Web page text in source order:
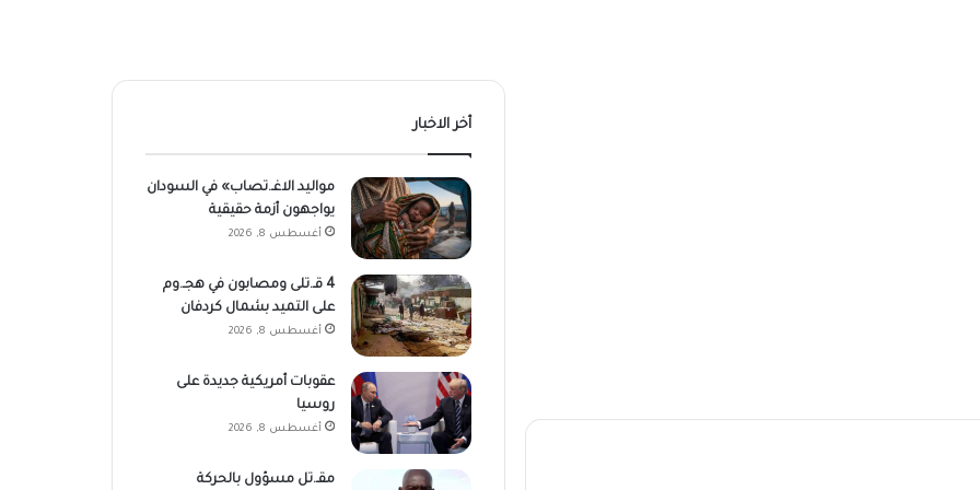
أخر الاخبار
مواليد الاغـ.تصاب» في السودان
يواجهون أزمة حقيقية
أغسطس 8, 2026
4 قـ.تلى ومصابون في هجـ.وم
على التميد بشمال كردفان
أغسطس 8, 2026
عقوبات أمريكية جديدة على
روسيا
أغسطس 8, 2026
مقـ.تل مسؤول بالحركة